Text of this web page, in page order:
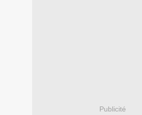
Publicité